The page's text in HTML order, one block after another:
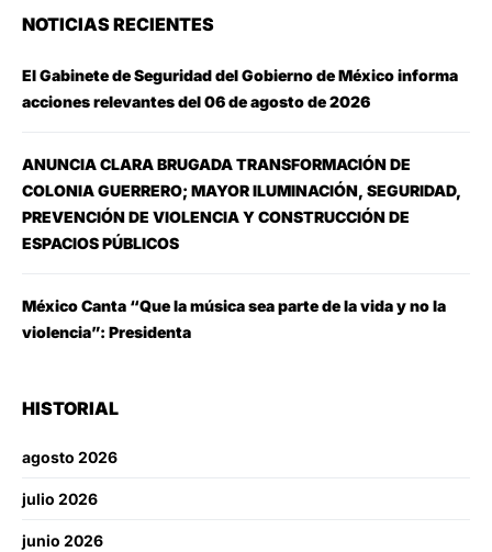
NOTICIAS RECIENTES
El Gabinete de Seguridad del Gobierno de México informa
acciones relevantes del 06 de agosto de 2026
ANUNCIA CLARA BRUGADA TRANSFORMACIÓN DE
COLONIA GUERRERO; MAYOR ILUMINACIÓN, SEGURIDAD,
PREVENCIÓN DE VIOLENCIA Y CONSTRUCCIÓN DE
ESPACIOS PÚBLICOS
México Canta “Que la música sea parte de la vida y no la
violencia”: Presidenta
HISTORIAL
agosto 2026
julio 2026
junio 2026